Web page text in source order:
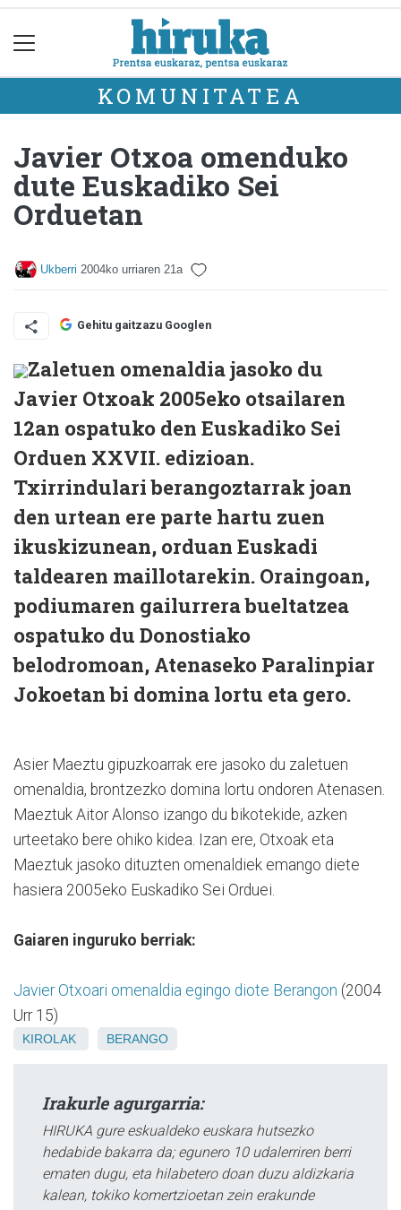
KOMUNITATEA
Javier Otxoa omenduko
dute Euskadiko Sei
Orduetan
Ukberri 2004ko urriaren 21a
Gehitu gaitzazu Googlen
Zaletuen omenaldia jasoko du
Javier Otxoak 2005eko otsailaren
12an ospatuko den Euskadiko Sei
Orduen XXVII. edizioan.
Txirrindulari berangoztarrak joan
den urtean ere parte hartu zuen
ikuskizunean, orduan Euskadi
taldearen maillotarekin. Oraingoan,
podiumaren gailurrera bueltatzea
ospatuko du Donostiako
belodromoan, Atenaseko Paralinpiar
Jokoetan bi domina lortu eta gero.
Asier Maeztu gipuzkoarrak ere jasoko du zaletuen
omenaldia, brontzezko domina lortu ondoren Atenasen.
Maeztuk Aitor Alonso izango du bikotekide, azken
urteetako bere ohiko kidea. Izan ere, Otxoak eta
Maeztuk jasoko dituzten omenaldiek emango diete
hasiera 2005eko Euskadiko Sei Orduei.
Gaiaren inguruko berriak:
Javier Otxoari omenaldia egingo diote Berangon (2004
Urr 15)
KIROLAK BERANGO
Irakurle agurgarria:
HIRUKA gure eskualdeko euskara hutsezko
hedabide bakarra da; egunero 10 udalerriren berri
ematen dugu, eta hilabetero doan duzu aldizkaria
kalean, tokiko komertzioetan zein erakunde